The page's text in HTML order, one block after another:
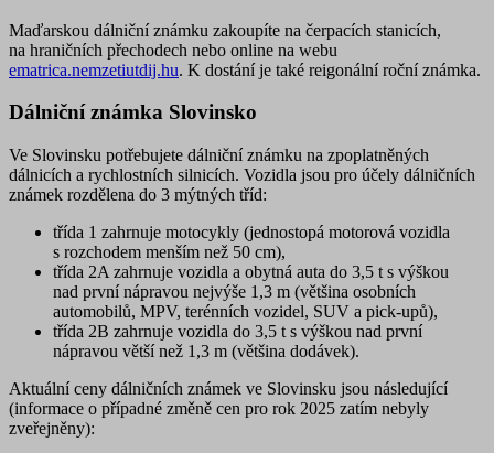
Maďarskou dálniční známku zakoupíte na čerpacích stanicích,
na hraničních přechodech nebo online na webu
ematrica.nemzetiutdij.hu. K dostání je také reigonální roční známka.
Dálniční známka Slovinsko
Ve Slovinsku potřebujete dálniční známku na zpoplatněných
dálnicích a rychlostních silnicích. Vozidla jsou pro účely dálničních
známek rozdělena do 3 mýtných tříd:
třída 1 zahrnuje motocykly (jednostopá motorová vozidla
s rozchodem menším než 50 cm),
třída 2A zahrnuje vozidla a obytná auta do 3,5 t s výškou
nad první nápravou nejvýše 1,3 m (většina osobních
automobilů, MPV, terénních vozidel, SUV a pick-upů),
třída 2B zahrnuje vozidla do 3,5 t s výškou nad první
nápravou větší než 1,3 m (většina dodávek).
Aktuální ceny dálničních známek ve Slovinsku jsou následující
(informace o případné změně cen pro rok 2025 zatím nebyly
zveřejněny):